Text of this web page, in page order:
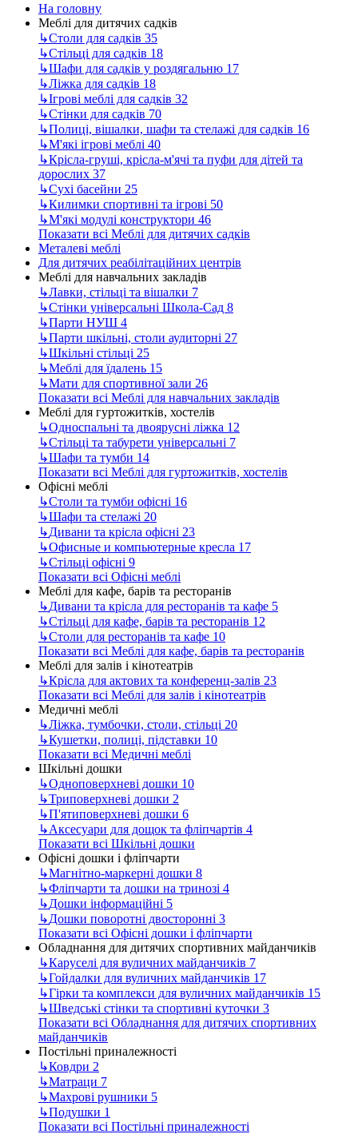
На головну
Меблі для дитячих садків
↳Столи для садків 35
↳Стільці для садків 18
↳Шафи для садків у роздягальню 17
↳Ліжка для садків 18
↳Ігрові меблі для садків 32
↳Стінки для садків 70
↳Полиці, вішалки, шафи та стелажі для садків 16
↳М'які ігрові меблі 40
↳Крісла-груші, крісла-м'ячі та пуфи для дітей та
дорослих 37
↳Сухі басейни 25
↳Килимки спортивні та ігрові 50
↳М'які модулі конструктори 46
Показати всі Меблі для дитячих садків
Металеві меблі
Для дитячих реабілітаційних центрів
Меблі для навчальних закладів
↳Лавки, стільці та вішалки 7
↳Стінки універсальні Школа-Сад 8
↳Парти НУШ 4
↳Парти шкільні, столи аудиторні 27
↳Шкільні стільці 25
↳Меблі для їдалень 15
↳Мати для спортивної зали 26
Показати всі Меблі для навчальних закладів
Меблі для гуртожитків, хостелів
↳Односпальні та двоярусні ліжка 12
↳Стільці та табурети універсальні 7
↳Шафи та тумби 14
Показати всі Меблі для гуртожитків, хостелів
Офісні меблі
↳Столи та тумби офісні 16
↳Шафи та стелажі 20
↳Дивани та крісла офісні 23
↳Офисные и компьютерные кресла 17
↳Стільці офісні 9
Показати всі Офісні меблі
Меблі для кафе, барів та ресторанів
↳Дивани та крісла для ресторанів та кафе 5
↳Стільці для кафе, барів та ресторанів 12
↳Столи для ресторанів та кафе 10
Показати всі Меблі для кафе, барів та ресторанів
Меблі для залів і кінотеатрів
↳Крісла для актових та конференц-залів 23
Показати всі Меблі для залів і кінотеатрів
Медичні меблі
↳Ліжка, тумбочки, столи, стільці 20
↳Кушетки, полиці, підставки 10
Показати всі Медичні меблі
Шкільні дошки
↳Одноповерхневі дошки 10
↳Триповерхневі дошки 2
↳П'ятиповерхневі дошки 6
↳Аксесуари для дощок та фліпчартів 4
Показати всі Шкільні дошки
Офісні дошки і фліпчарти
↳Магнітно-маркерні дошки 8
↳Фліпчарти та дошки на тринозі 4
↳Дошки інформаційні 5
↳Дошки поворотні двосторонні 3
Показати всі Офісні дошки і фліпчарти
Обладнання для дитячих спортивних майданчиків
↳Каруселі для вуличних майданчиків 7
↳Гойдалки для вуличних майданчиків 17
↳Гірки та комплекси для вуличних майданчиків 15
↳Шведські стінки та спортивні куточки 3
Показати всі Обладнання для дитячих спортивних
майданчиків
Постільні приналежності
↳Ковдри 2
↳Матраци 7
↳Махрові рушники 5
↳Подушки 1
Показати всі Постільні приналежності